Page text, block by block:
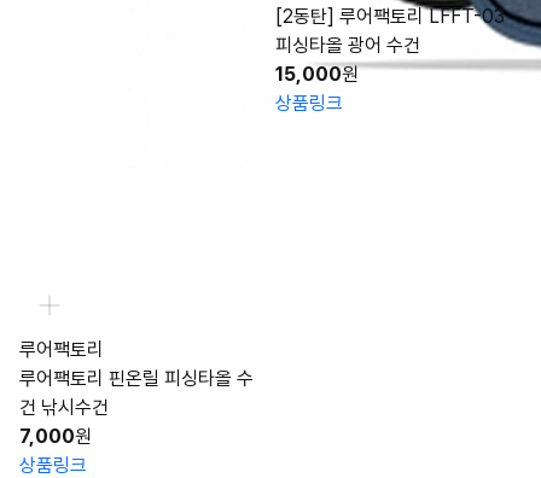
루어팩토리
루어팩토리 핀온릴 피싱타올 수
건 낚시수건
7,000원
상품링크
[2동탄] 루어팩토리 LFFT-03
피싱타올 광어 수건
15,000원
상품링크